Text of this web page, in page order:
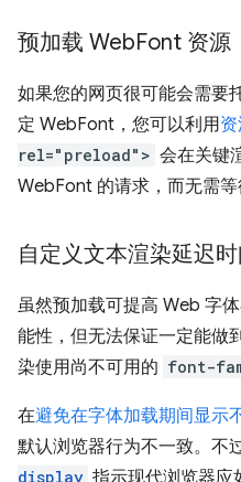
预加载 WebFont 资源
如果您的网页很可能会需要
定 WebFont，您可以利用
rel="preload"> 会在关键
WebFont 的请求，而无需等
自定义文本渲染延迟时
虽然预加载可提高 Web 字
能性，但无法保证一定能做
染使用尚不可用的 font-
在避免在字体加载期间显示
默认浏览器行为不一致。不
display 指示现代浏览器应